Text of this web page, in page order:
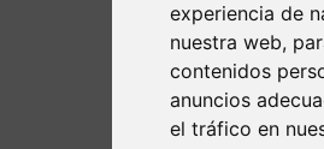
experiencia de
nuestra web,
contenidos
anuncios
el tráfico en